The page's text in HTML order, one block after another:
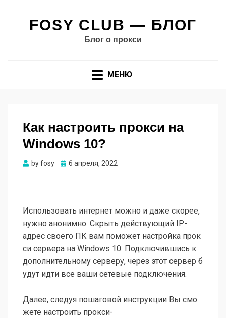
FOSY CLUB — БЛОГ
Блог о прокси
МЕНЮ
Как настроить прокси на
Windows 10?
byfosy Опубликовано
6 апреля, 2022
Использовать интернет можно и даже скорее,
нужно анонимно. Скрыть действующий IP-
адрес своего ПК вам поможет настройка прок
си сервера на Windows 10. Подключившись к
дополнительному серверу, через этот сервер б
удут идти все ваши сетевые подключения.
Далее, следуя пошаговой инструкции Вы смо
жете настроить прокси-